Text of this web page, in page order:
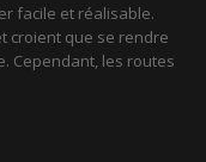
facile et réalisable.
croient que se rendre
Cependant, les routes